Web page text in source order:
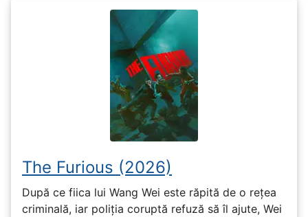
The Furious (2026)
După ce fiica lui Wang Wei este răpită de o rețea
criminală, iar poliția coruptă refuză să îl ajute, Wei